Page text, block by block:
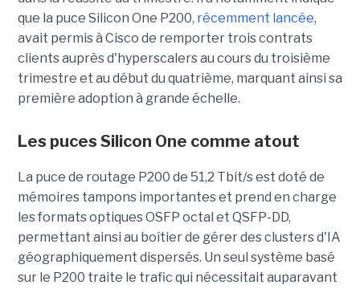
que la puce Silicon One P200, récemment lancée,
avait permis à Cisco de remporter trois contrats
clients auprès d'hyperscalers au cours du troisième
trimestre et au début du quatrième, marquant ainsi sa
première adoption à grande échelle.
Les puces Silicon One comme atout
La puce de routage P200 de 51,2 Tbit/s est doté de
mémoires tampons importantes et prend en charge
les formats optiques OSFP octal et QSFP-DD,
permettant ainsi au boîtier de gérer des clusters d'IA
géographiquement dispersés. Un seul système basé
sur le P200 traite le trafic qui nécessitait auparavant